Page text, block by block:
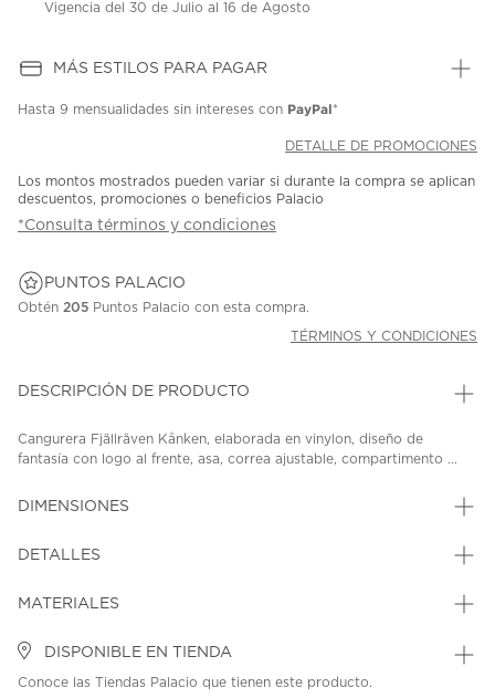
Vigencia del 30 de Julio al 16 de Agosto
MÁS ESTILOS PARA PAGAR
Hasta 9 mensualidades sin intereses con PayPal*
DETALLE DE PROMOCIONES
Los montos mostrados pueden variar si durante la compra se aplican
descuentos, promociones o beneficios Palacio
*Consulta términos y condiciones
PUNTOS PALACIO
Obtén 205 Puntos Palacio con esta compra.
TÉRMINOS Y CONDICIONES
DESCRIPCIÓN DE PRODUCTO
Cangurera Fjällräven Kånken, elaborada en vinylon, diseño de
fantasía con logo al frente, asa, correa ajustable, compartimento ...
DIMENSIONES
DETALLES
MATERIALES
DISPONIBLE EN TIENDA
Conoce las Tiendas Palacio que tienen este producto.